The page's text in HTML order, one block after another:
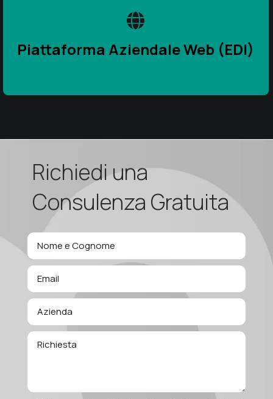
Piattaforma Aziendale Web (EDI)
Richiedi una
Consulenza Gratuita